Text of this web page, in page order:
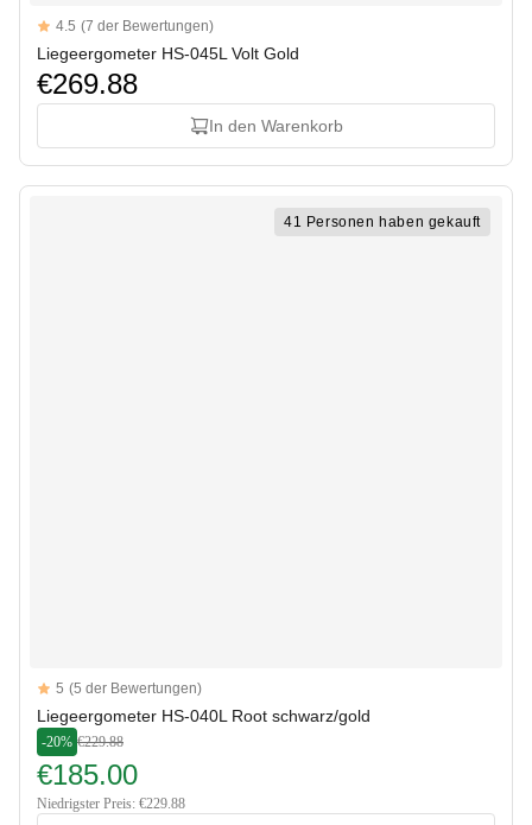
Reviews
4.5 out of 5 stars
4.5 (7 der Bewertungen)
Liegeergometer HS-045L Volt Gold
€269.88
In den Warenkorb
41 Personen haben gekauft
Reviews
5 out of 5 stars
5 (5 der Bewertungen)
Liegeergometer HS-040L Root schwarz/gold
-20% €229.88
€185.00
Niedrigster Preis: €229.88